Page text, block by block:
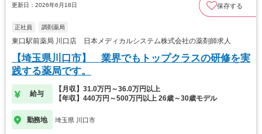
更新日：2026年6月18日 保存する
正社員 調剤薬局
東口駅前薬局 川口店 日本メディカルシステム株式会社の薬剤師求人
【埼玉県川口市】 業界でもトップクラスの研修を実
践する薬局です。
給与
【月収】31.0万円～36.0万円以上
【年収】440万円～500万円以上 26歳～30歳モデル
勤務地 埼玉県 川口市